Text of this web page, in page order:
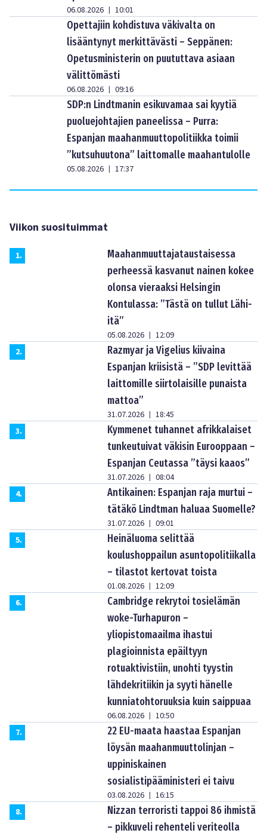
06.08.2026 | 10:01
Opettajiin kohdistuva väkivalta on
lisääntynyt merkittävästi – Seppänen:
Opetusministerin on puututtava asiaan
välittömästi
06.08.2026 | 09:16
SDP:n Lindtmanin esikuvamaa sai kyytiä
puoluejohtajien paneelissa – Purra:
Espanjan maahanmuuttopolitiikka toimii
”kutsuhuutona” laittomalle maahantulolle
05.08.2026 | 17:37
Viikon suosituimmat
1.
Maahanmuuttajataustaisessa
perheessä kasvanut nainen kokee
olonsa vieraaksi Helsingin
Kontulassa: ”Tästä on tullut Lähi-
itä”
05.08.2026 | 12:09
2.
Razmyar ja Vigelius kiivaina
Espanjan kriisistä – ”SDP levittää
laittomille siirtolaisille punaista
mattoa”
31.07.2026 | 18:45
3.
Kymmenet tuhannet afrikkalaiset
tunkeutuivat väkisin Eurooppaan –
Espanjan Ceutassa ”täysi kaaos”
31.07.2026 | 08:04
4.
Antikainen: Espanjan raja murtui –
tätäkö Lindtman haluaa Suomelle?
31.07.2026 | 09:01
5.
Heinäluoma selittää
koulushoppailun asuntopolitiikalla
– tilastot kertovat toista
01.08.2026 | 12:09
6.
Cambridge rekrytoi tosielämän
woke-Turhapuron –
yliopistomaailma ihastui
plagioinnista epäiltyyn
rotuaktivistiin, unohti tyystin
lähdekritiikin ja syyti hänelle
kunniatohtoruuksia kuin saippuaa
06.08.2026 | 10:50
7.
22 EU-maata haastaa Espanjan
löysän maahanmuuttolinjan –
uppiniskainen
sosialistipääministeri ei taivu
03.08.2026 | 16:15
8.
Nizzan terroristi tappoi 86 ihmistä
– pikkuveli rehenteli veriteolla